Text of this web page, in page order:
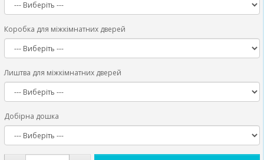
Коробка для міжкімнатних дверей
Лиштва для міжкімнатних дверей
Добірна дошка